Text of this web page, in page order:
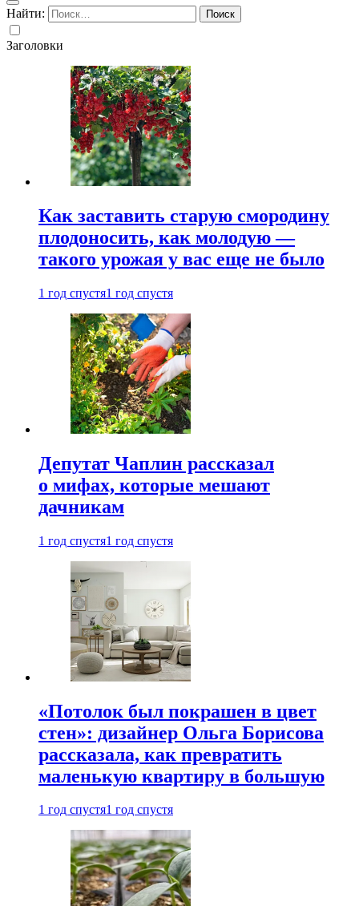
Найти:
Заголовки
Как заставить старую смородину
плодоносить, как молодую —
такого урожая у вас еще не было
1 год спустя1 год спустя
Депутат Чаплин рассказал
о мифах, которые мешают
дачникам
1 год спустя1 год спустя
«Потолок был покрашен в цвет
стен»: дизайнер Ольга Борисова
рассказала, как превратить
маленькую квартиру в большую
1 год спустя1 год спустя